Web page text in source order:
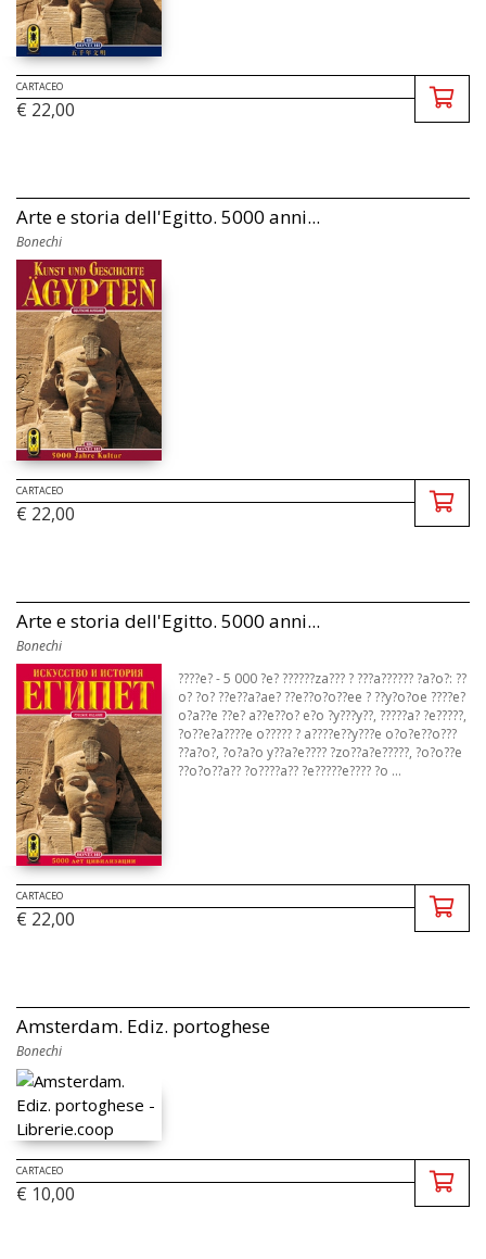
CARTACEO
€ 22,00
Arte e storia dell'Egitto. 5000 anni...
Bonechi
CARTACEO
€ 22,00
Arte e storia dell'Egitto. 5000 anni...
Bonechi
????e? - 5 000 ?e? ??????za??? ? ???a?????? ?a?o?: ??
o? ?o? ??e??a?ae? ??e??o?o??ee ? ??y?o?oe ????e?
o?a??e ??e? a??e??o? e?o ?y???y??, ?????a? ?e?????,
?o??e?a????e o????? ? a????e??y???e o?o?e??o???
??a?o?, ?o?a?o y??a?e???? ?zo??a?e?????, ?o?o??e
??o?o??a?? ?o????a?? ?e?????e???? ?o ...
CARTACEO
€ 22,00
Amsterdam. Ediz. portoghese
Bonechi
CARTACEO
€ 10,00